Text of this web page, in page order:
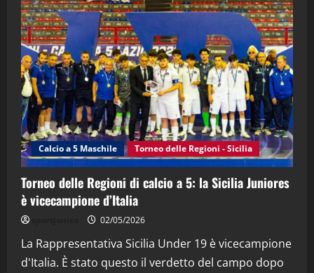
4
"SportEmpire" in Podcast Sport News
“SportEmpire” in Podcast: 27^ Puntata
(Martedi 14 Aprile 2026)
15/04/2026
5
"SportEmpire" in Podcast
“SportEmpire” in Podcast: 26^ Puntata
(Martedi 07 Aprile 2026)
08/04/2026
Calcio a 5 Maschile Torneo delle Regioni - Sicilia
Torneo delle Regioni di calcio a 5: la Sicilia Juniores
è vicecampione d’Italia
02/05/2026
La Rappresentativa Sicilia Under 19 è vicecampione
d'Italia. È stato questo il verdetto del campo dopo